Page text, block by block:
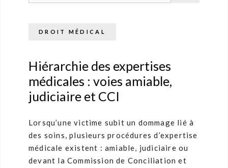
DROIT MÉDICAL
Hiérarchie des expertises
médicales : voies amiable,
judiciaire et CCI
Lorsqu’une victime subit un dommage lié à
des soins, plusieurs procédures d’expertise
médicale existent : amiable, judiciaire ou
devant la Commission de Conciliation et